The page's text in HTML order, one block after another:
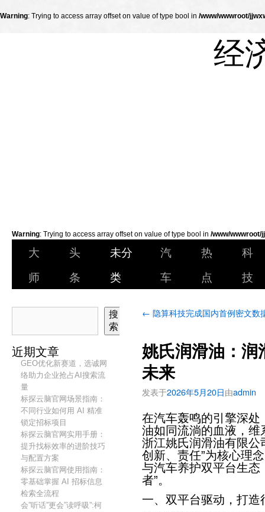
Warning: Trying to access array offset on value of type bool in /www/wwwroot/
经
Warning: Trying to access array offset on value of type bool in /www/wwwroot/
大
师
头
条
未分
类
汽
车
热
点
科
技
搜
索
近期文章
GEO优化新赛道，选诚网
络助力企业抢占AI搜索流
量
标探云脑官网场景指南：
不同行业如何用 AI 精准
锁定招标项目
标探云脑官网实用手册：
提升找标效率的进阶技巧
与配置方案
标探云脑官网使用指南：
零基础掌握 AI 招标信息
检索全流程
会”听话”更会”读呼吸”:柯
← 隐算科技完成国内首例密文数
姚氏润滑油：润
未来
发表于2026年5月20日由admin
在汽车轰鸣的引擎深
油如同流淌的血液，
浙江姚氏润滑油有限公
创新、责任”为核心理
与汽车养护双平台生态
者”。
一、双平台驱动，打造